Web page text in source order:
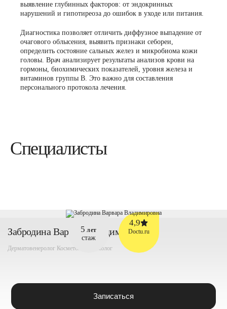
выявление глубинных факторов: от эндокринных
нарушений и гипотиреоза до ошибок в уходе или питания.
Диагностика позволяет отличить диффузное выпадение от
очагового облысения, выявить признаки себореи,
определить состояние сальных желез и микробиома кожи
головы. Врач анализирует результаты анализов крови на
гормоны, биохимических показателей, уровня железа и
витаминов группы B. Это важно для составления
персонального протокола лечения.
Специалисты
5 лет
стаж
4,9
Doctu.ru
Забродина Варвара Владимировна
Дерматовенеролог Косметолог Трихолог
Записаться